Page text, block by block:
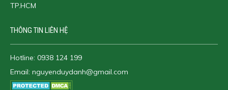
TP.HCM
THÔNG TIN LIÊN HỆ
Hotline: 0938 124 199
Email: nguyenduydanh@gmail.com